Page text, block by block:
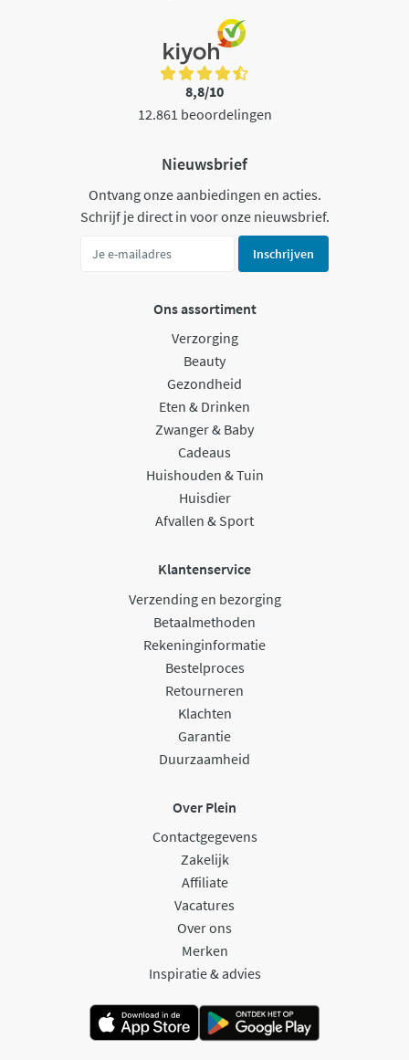
8,8/10
12.861 beoordelingen
Nieuwsbrief
Ontvang onze aanbiedingen en acties.
Schrijf je direct in voor onze nieuwsbrief.
Inschrijven
Ons assortiment
Verzorging
Beauty
Gezondheid
Eten & Drinken
Zwanger & Baby
Cadeaus
Huishouden & Tuin
Huisdier
Afvallen & Sport
Klantenservice
Verzending en bezorging
Betaalmethoden
Rekeninginformatie
Bestelproces
Retourneren
Klachten
Garantie
Duurzaamheid
Over Plein
Contactgegevens
Zakelijk
Affiliate
Vacatures
Over ons
Merken
Inspiratie & advies